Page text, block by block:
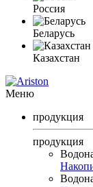
Россия
Беларусь
Казахстан
Меню
продукция
продукция